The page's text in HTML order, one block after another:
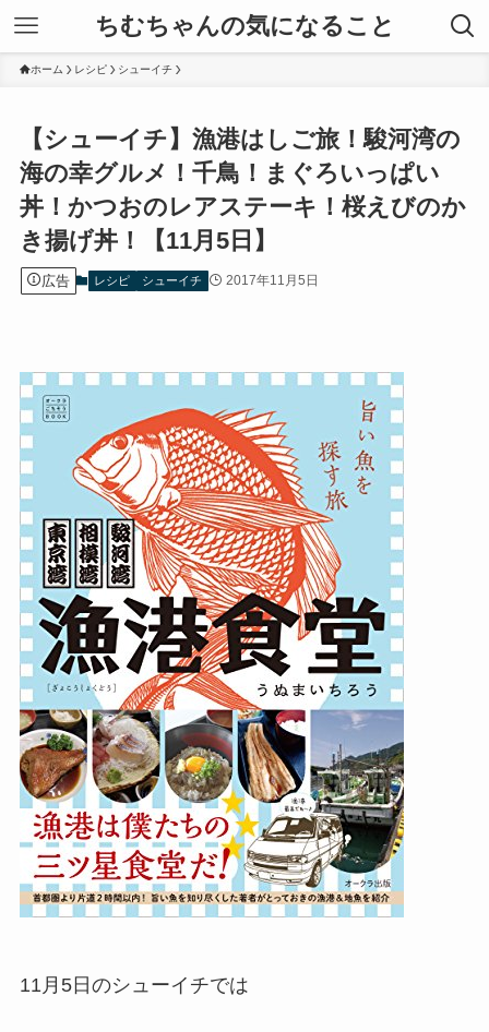
ちむちゃんの気になること
ホーム レシピ シューイチ
【シューイチ】漁港はしご旅！駿河湾の
海の幸グルメ！千鳥！まぐろいっぱい
丼！かつおのレアステーキ！桜えびのか
き揚げ丼！【11月5日】
広告 レシピ シューイチ 2017年11月5日
11月5日のシューイチでは